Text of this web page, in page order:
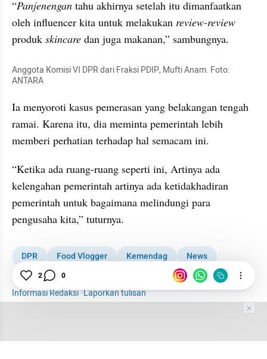
“Panjenengan tahu akhirnya setelah itu dimanfaatkan
oleh influencer kita untuk melakukan
produk skincare dan juga makanan,” sambungnya.
Anggota Komisi VI DPR dari Fraksi PDIP, Mufti Anam. Foto:
ANTARA
Ia menyoroti kasus pemerasan yang belakangan tengah
ramai. Karena itu, dia meminta pemerintah lebih
memberi perhatian terhadap hal semacam ini.
“Ketika ada ruang-ruang seperti ini, Artinya ada
kelengahan pemerintah artinya ada ketidakhadiran
pemerintah untuk bagaimana melindungi para
pengusaha kita,” tuturnya.
DPR Food Vlogger Kemendag
News
Politik
Codeblu
Informasi Redaksi·Laporkan tulisan
2 0